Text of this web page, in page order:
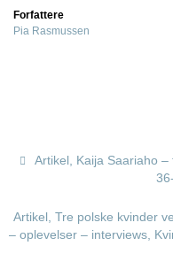
Forfattere
Pia Rasmussen
Artikel, Kaija Saariaho –
Artikel, Tre polske kvinder
– oplevelser – interviews,